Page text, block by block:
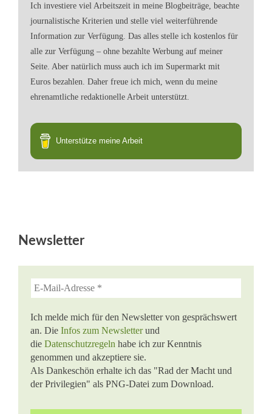
Ich investiere viel Arbeitszeit in meine Blogbeiträge, beachte
journalistische Kriterien und stelle viel weiterführende
Information zur Verfügung. Das alles stelle ich kostenlos für
alle zur Verfügung – ohne bezahlte Werbung auf meiner
Seite. Aber natürlich muss auch ich im Supermarkt mit
Euros bezahlen. Daher freue ich mich, wenn du meine
ehrenamtliche redaktionelle Arbeit unterstützt.
Unterstütze meine Arbeit
Newsletter
Ich melde mich für den Newsletter von gesprächswert
an. Die Infos zum Newsletterund
die Datenschutzregeln habe ich zur Kenntnis
genommen und akzeptiere sie.
Als Dankeschön erhalte ich das "Rad der Macht und
der Privilegien" als PNG-Datei zum Download.